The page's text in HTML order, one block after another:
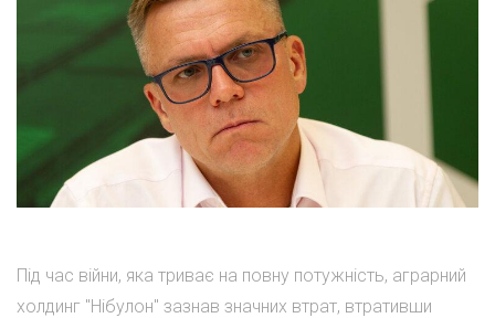
Під час війни, яка триває на повну потужність, аграрний
холдинг "Нібулон" зазнав значних втрат, втративши